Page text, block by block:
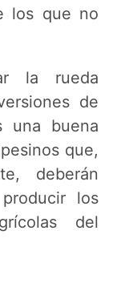
los que no
la rueda
de
una buena
que,
deberán
los
del